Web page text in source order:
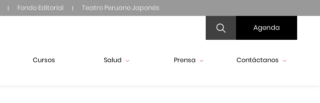
Fondo Editorial Teatro Peruano Japonés
Agenda
Cursos Salud Prensa Contáctanos